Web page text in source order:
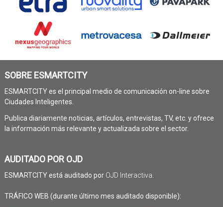
SOBRE ESMARTCITY
ESMARTCITY es el principal medio de comunicación on-line sobre
Ciudades Inteligentes.
Publica diariamente noticias, artículos, entrevistas, TV, etc. y ofrece
la información más relevante y actualizada sobre el sector.
AUDITADO POR OJD
ESMARTCITY está auditado por OJD Interactiva
TRÁFICO WEB (durante último mes auditado disponible):